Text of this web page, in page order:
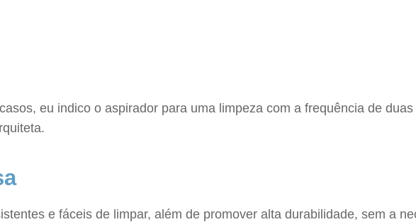
eu indico o aspirador para uma limpeza com a frequência de
e fáceis de limpar, além de promover alta durabilidade, sem a